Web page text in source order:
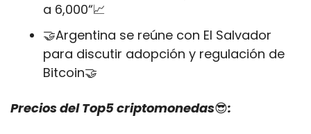
a 6,000“📈
🤝Argentina se reúne con El Salvador
para discutir adopción y regulación de
Bitcoin🤝
Precios del Top5 criptomonedas😎: